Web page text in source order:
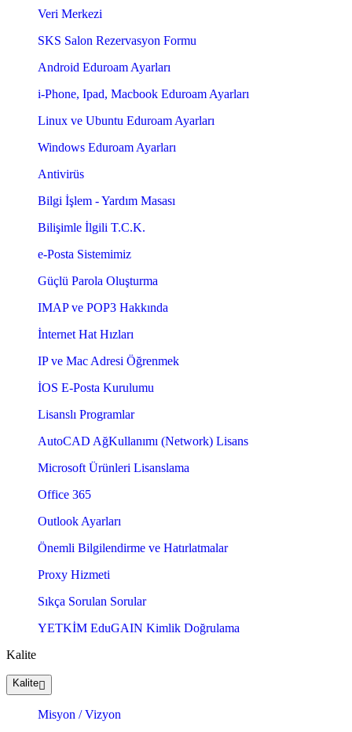
Veri Merkezi
SKS Salon Rezervasyon Formu
Android Eduroam Ayarları
i-Phone, Ipad, Macbook Eduroam Ayarları
Linux ve Ubuntu Eduroam Ayarları
Windows Eduroam Ayarları
Antivirüs
Bilgi İşlem - Yardım Masası
Bilişimle İlgili T.C.K.
e-Posta Sistemimiz
Güçlü Parola Oluşturma
IMAP ve POP3 Hakkında
İnternet Hat Hızları
IP ve Mac Adresi Öğrenmek
İOS E-Posta Kurulumu
Lisanslı Programlar
AutoCAD AğKullanımı (Network) Lisans
Microsoft Ürünleri Lisanslama
Office 365
Outlook Ayarları
Önemli Bilgilendirme ve Hatırlatmalar
Proxy Hizmeti
Sıkça Sorulan Sorular
YETKİM EduGAIN Kimlik Doğrulama
Kalite
Kalite
Misyon / Vizyon